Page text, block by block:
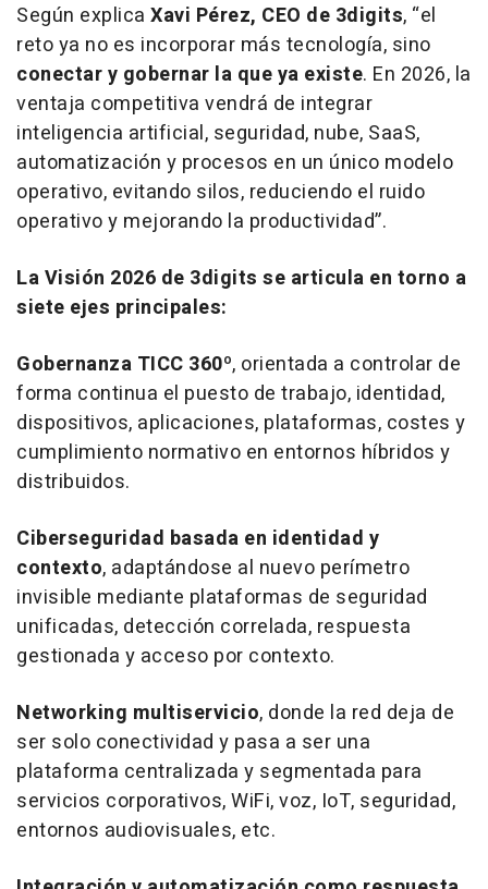
Según explica Xavi Pérez, CEO de 3digits, “el
reto ya no es incorporar más tecnología, sino
conectar y gobernar la que ya existe. En 2026, la
ventaja competitiva vendrá de integrar
inteligencia artificial, seguridad, nube, SaaS,
automatización y procesos en un único modelo
operativo, evitando silos, reduciendo el ruido
operativo y mejorando la productividad”.
La Visión 2026 de 3digits se articula en torno a
siete ejes principales:
Gobernanza TICC 360º, orientada a controlar de
forma continua el puesto de trabajo, identidad,
dispositivos, aplicaciones, plataformas, costes y
cumplimiento normativo en entornos híbridos y
distribuidos.
Ciberseguridad basada en identidad y
contexto, adaptándose al nuevo perímetro
invisible mediante plataformas de seguridad
unificadas, detección correlada, respuesta
gestionada y acceso por contexto.
Networking multiservicio, donde la red deja de
ser solo conectividad y pasa a ser una
plataforma centralizada y segmentada para
servicios corporativos, WiFi, voz, IoT, seguridad,
entornos audiovisuales, etc.